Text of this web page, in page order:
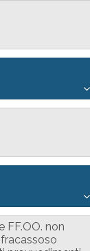
FF.OO. non